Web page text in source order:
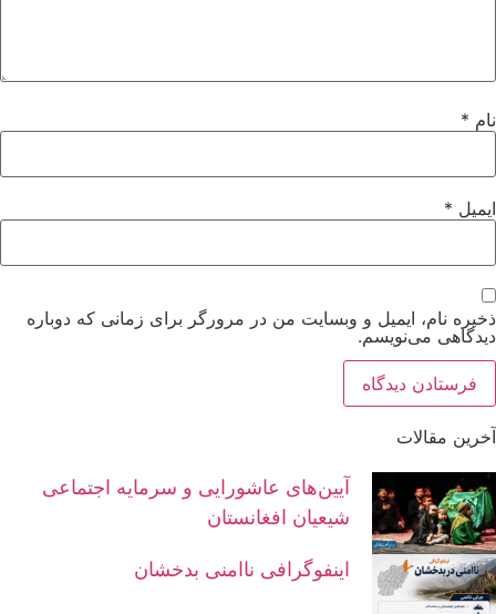
نام *
ایمیل *
ذخیره نام، ایمیل و وبسایت من در مرورگر برای زمانی که دوباره
دیدگاهی می‌نویسم.
آخرین مقالات
آیین‌های عاشورایی و سرمایه اجتماعی
شیعیان افغانستان
اینفوگرافی ناامنی بدخشان